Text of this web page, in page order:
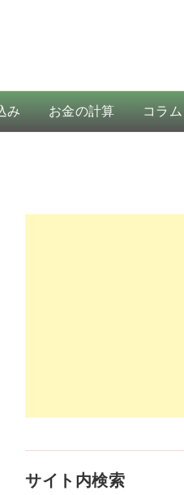
み お金の計算 コラム
サイト内検索